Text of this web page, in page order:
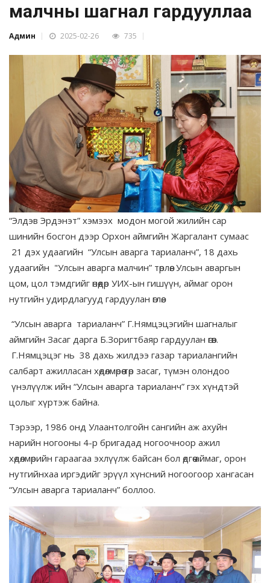
малчны шагнал гардууллаа
Админ 2025-02-26 735
“Элдэв Эрдэнэт” хэмээх модон могой жилийн сар
шинийн босгон дээр Орхон аймгийн Жаргалант сумаас
21 дэх удаагийн “Улсын аварга тариаланч”, 18 дахь
удаагийн "Улсын аварга малчин” төрлөө. Улсын аваргын
цом, цол тэмдгийг өнөөдөр УИХ-ын гишүүн, аймаг орон
нутгийн удирдлагууд гардуулан өглөө.
“Улсын аварга тариаланч” Г.Нямцэцэгийн шагналыг
аймгийн Засаг дарга Б.Зоригтбаяр гардуулан өгөв.
Г.Нямцэцэг нь 38 дахь жилдээ газар тариалангийн
салбарт ажилласан хөдөлмөрөө төр засаг, түмэн олондоо
үнэлүүлж ийн “Улсын аварга тариаланч” гэх хүндтэй
цолыг хүртэж байна.
Тэрээр, 1986 онд Улаантолгойн сангийн аж ахуйн
нарийн ногооны 4-р бригадад ногоочноор ажил
хөдөлмөрийн гараагаа эхлүүлж байсан бол өдгөө аймаг, орон
нутгийнхаа иргэдийг эрүүл хүнсний ногоогоор хангасан
“Улсын аварга тариаланч” боллоо.